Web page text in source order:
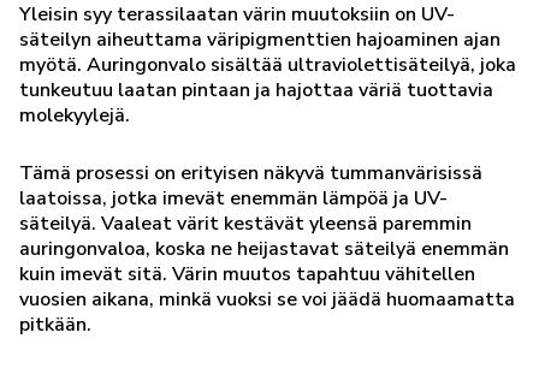
Yleisin syy terassilaatan värin muutoksiin on UV-
säteilyn aiheuttama väripigmenttien hajoaminen ajan
myötä. Auringonvalo sisältää ultraviolettisäteilyä, joka
tunkeutuu laatan pintaan ja hajottaa väriä tuottavia
molekyylejä.
Tämä prosessi on erityisen näkyvä tummanvärisissä
laatoissa, jotka imevät enemmän lämpöä ja UV-
säteilyä. Vaaleat värit kestävät yleensä paremmin
auringonvaloa, koska ne heijastavat säteilyä enemmän
kuin imevät sitä. Värin muutos tapahtuu vähitellen
vuosien aikana, minkä vuoksi se voi jäädä huomaamatta
pitkään.